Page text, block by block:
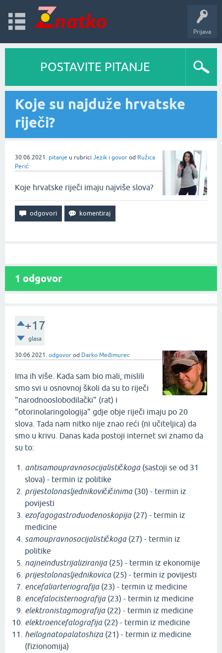
Prijava
POSTAVITE PITANJE
Koje su najduže hrvatske
riječi?
30.06.2021. pitanje u rubrici Jezik i govor od Ružica
Perić
Koje hrvatske riječi imaju najviše slova?
1 odgovor
+17
glasa
30.06.2021. odgovor od Darko Međimurec
Ima ih više. Kada sam bio mali, mislili
smo svi u osnovnoj školi da su to riječi
"narodnooslobodilački" (rat) i
"otorinolaringologija" gdje obje riječi imaju po 20
slova. Tada nam nitko nije znao reći (ni učiteljica) da
smo u krivu. Danas kada postoji internet svi znamo da
su to:
antisamoupravnosocijalističkoga(sastoji se od 31
slova) - termin iz politike
prijestolonasljednikovičičinima(30) - termin iz
povijesti
ezofagogastroduodenoskopija(27) - termin iz
medicine
samoupravnosocijalističkoga(27) - termin iz
politike
najneindustrijaliziranija(25) - termin iz ekonomije
prijestolonasljednikovica(25) - termin iz povijesti
encefaliarteriografija(23) - termin iz medicine
encefalocisternografija(23) - termin iz medicine
elektronistagmografija(22) - termin iz medicine
elektroencefalografija(22) - termin iz medicine
heilognatopalatoshiza(21) - termin iz medicine
(fizionomija)